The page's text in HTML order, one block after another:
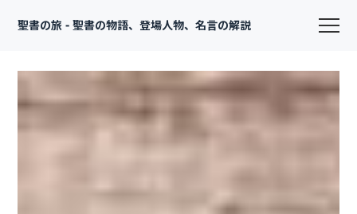
聖書の旅 - 聖書の物語、登場人物、名言の解説